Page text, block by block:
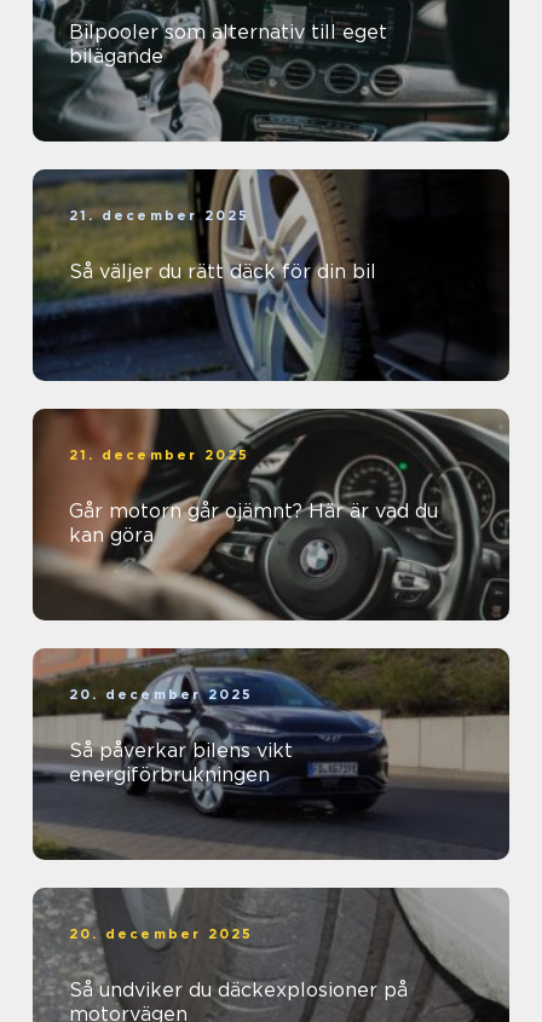
Bilpooler som alternativ till eget
bilägande
21. december 2025
Så väljer du rätt däck för din bil
21. december 2025
Går motorn går ojämnt? Här är vad du
kan göra
20. december 2025
Så påverkar bilens vikt
energiförbrukningen
20. december 2025
Så undviker du däckexplosioner på
motorvägen